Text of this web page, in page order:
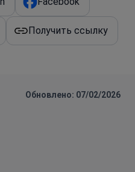
Получить ссылку
Обновлено: 07/02/2026